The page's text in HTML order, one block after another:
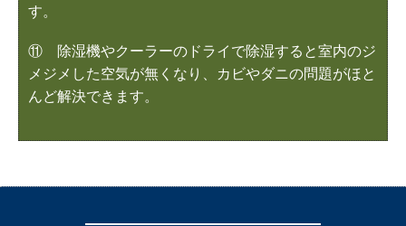
す。
⑪ 除湿機やクーラーのドライで除湿すると室内のジ
メジメした空気が無くなり、カビやダニの問題がほと
んど解決できます。